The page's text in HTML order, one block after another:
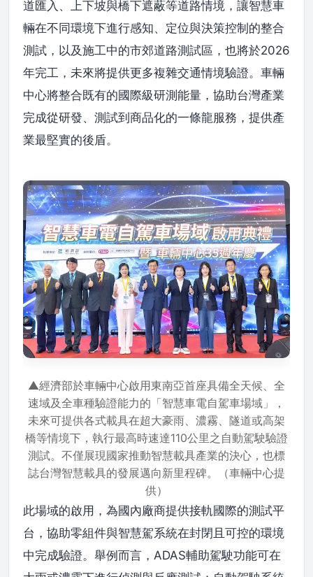
道匯入、上下坡與橋下遮蔽等道路情境，讓智慧車
輛在不同環境下進行感知、定位與決策控制的整合
測試，以及施工中的市郊道路測試區，也將於2026
年完工，未來將提供更多複雜交通情境驗證。車輛
中心將整合既有的國際級研測能量，協助台灣產業
完成從研發、測試到商品化的一條龍服務，提供產
業最堅實的後盾。
▲經濟部於車輛中心啟用東南亞首座具備全天候、全
速域及全車種驗證能力的「智慧車電自駕車場域」，
未來可提供各式載具在超大豪雨、濃霧、隧道或高架
橋等情境下，執行最高時速達110公里之自動駕駛驗證
測試。不僅展現國家推動智慧載具產業的決心，也標
誌台灣智慧載具的發展邁向新里程碑。（車輛中心提
供）
此場域的啟用，為國內廠商提供接軌國際的測試平
台，協助零組件與智慧駕系統在封閉且可控的環境
中完成驗證。舉例而言，ADAS輔助駕駛功能可在